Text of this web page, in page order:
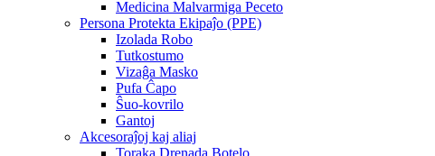
Medicina Malvarmiga Peceto
Persona Protekta Ekipaĵo (PPE)
Izolada Robo
Tutkostumo
Vizaĝa Masko
Pufa Ĉapo
Ŝuo-kovrilo
Gantoj
Akcesoraĵoj kaj aliaj
Toraka Drenada Botelo